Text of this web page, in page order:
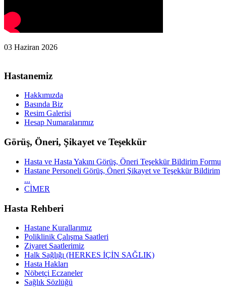
03 Haziran 2026
Hastanemiz
Hakkımızda
Basında Biz
Resim Galerisi
Hesap Numaralarımız
Görüş, Öneri, Şikayet ve Teşekkür
Hasta ve Hasta Yakını Görüş, Öneri Teşekkür Bildirim Formu
Hastane Personeli Görüş, Öneri Şikayet ve Teşekkür Bildirim
...
CİMER
Hasta Rehberi
Hastane Kurallarımız
Poliklinik Çalışma Saatleri
Ziyaret Saatlerimiz
Halk Sağlığı (HERKES İÇİN SAĞLIK)
Hasta Hakları
Nöbetçi Eczaneler
Sağlık Sözlüğü